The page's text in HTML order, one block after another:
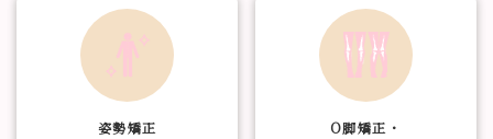
姿勢矯正
O脚矯正・